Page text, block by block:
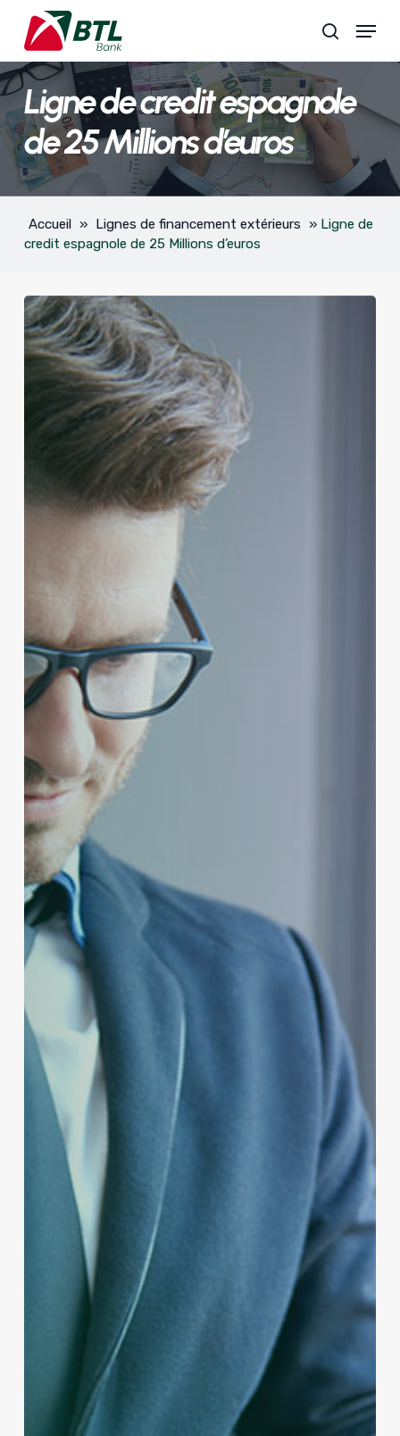
main
content
search
Menu
Ligne de credit espagnole
de 25 Millions d’euros
Accueil » Lignes de financement extérieurs » Ligne de
credit espagnole de 25 Millions d’euros